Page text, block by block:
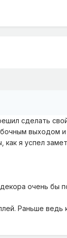
сделать
выходом
я успел
декора очень бы
Раньше ведь